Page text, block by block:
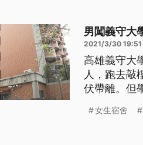
男闖義守大
2021/3/30 19:51
高雄義守大
人，跑去敲
伏帶離。但
29日傍晚5
女生宿舍